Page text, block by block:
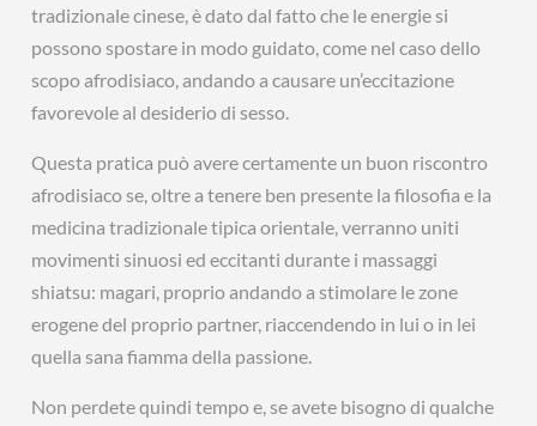
tradizionale cinese, è dato dal fatto che le energie si
possono spostare in modo guidato, come nel caso dello
scopo afrodisiaco, andando a causare un’eccitazione
favorevole al desiderio di sesso.
Questa pratica può avere certamente un buon riscontro
afrodisiaco se, oltre a tenere ben presente la filosofia e la
medicina tradizionale tipica orientale, verranno uniti
movimenti sinuosi ed eccitanti durante i massaggi
shiatsu: magari, proprio andando a stimolare le zone
erogene del proprio partner, riaccendendo in lui o in lei
quella sana fiamma della passione.
Non perdete quindi tempo e, se avete bisogno di qualche